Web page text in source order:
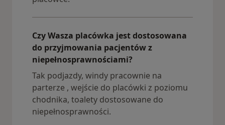
Czy Wasza placówka jest dostosowana
do przyjmowania pacjentów z
niepełnosprawnościami?
Tak podjazdy, windy pracownie na
parterze , wejście do placówki z poziomu
chodnika, toalety dostosowane do
niepełnosprawności.